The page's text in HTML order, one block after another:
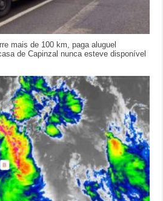
mais de 100 km, paga aluguel
de Capinzal nunca esteve disponível